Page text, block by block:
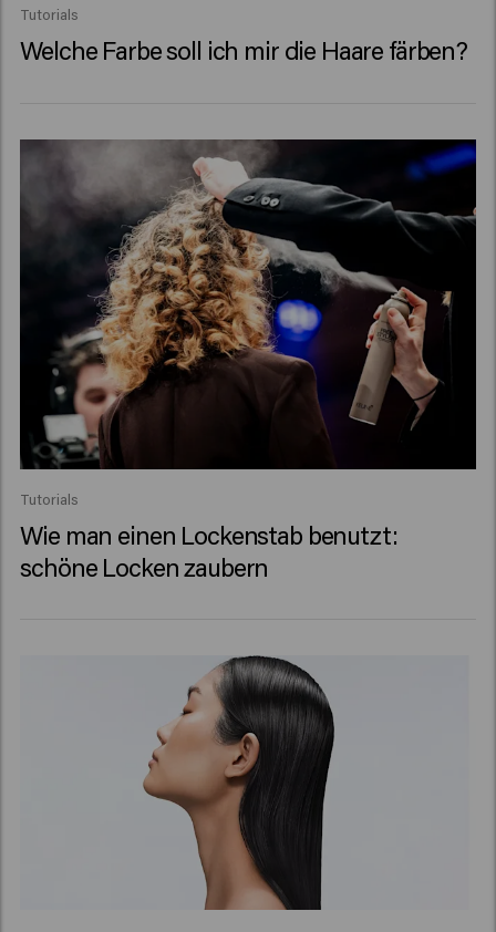
Tutorials
Welche Farbe soll ich mir die Haare färben?
Tutorials
Wie man einen Lockenstab benutzt:
schöne Locken zaubern